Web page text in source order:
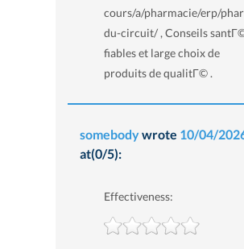
cours/a/pharmacie/erp/
du-circuit/ , Conseils
fiables et large choix de
produits de qualitГ© .
somebodywrote 10/04/
at(0/5):
Effectiveness: